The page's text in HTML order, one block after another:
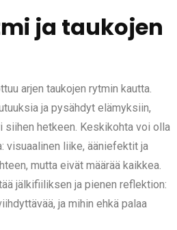
ja taukojen
arjen taukojen rytmin kautta.
ja pysähdyt elämyksiin,
siihen hetkeen. Keskikohta voi olla
visuaalinen liike, ääniefektit ja
mutta eivät määrää kaikkea.
jälkifiiliksen ja pienen reflektion:
ja mihin ehkä palaa